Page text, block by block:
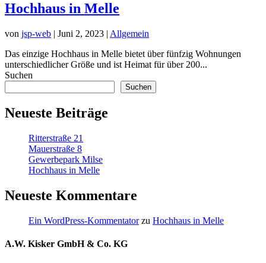
Hochhaus in Melle
von jsp-web | Juni 2, 2023 | Allgemein
Das einzige Hochhaus in Melle bietet über fünfzig Wohnungen
unterschiedlicher Größe und ist Heimat für über 200...
Suchen
Suchen
Neueste Beiträge
Ritterstraße 21
Mauerstraße 8
Gewerbepark Milse
Hochhaus in Melle
Neueste Kommentare
Ein WordPress-Kommentatorzu Hochhaus in Melle
A.W. Kisker GmbH & Co. KG